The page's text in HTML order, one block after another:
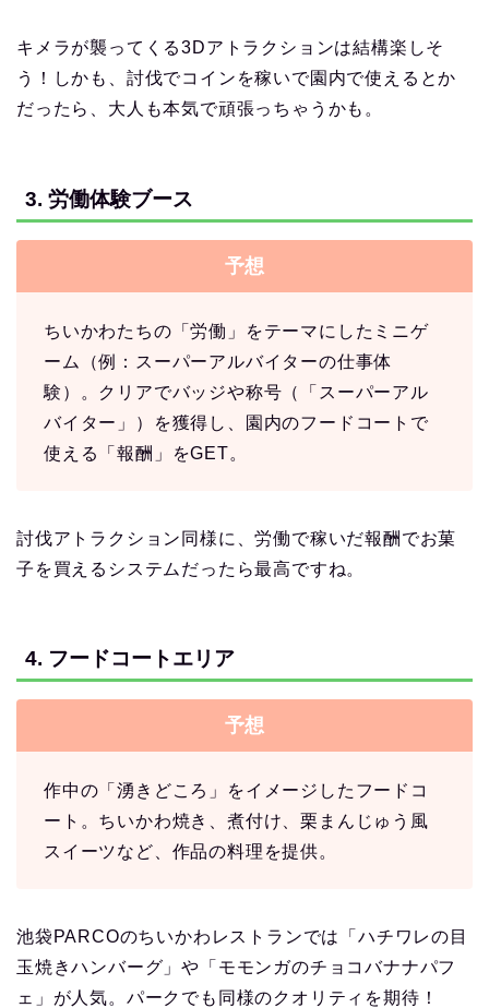
キメラが襲ってくる3Dアトラクションは結構楽しそ
う！しかも、討伐でコインを稼いで園内で使えるとか
だったら、大人も本気で頑張っちゃうかも。
3. 労働体験ブース
予想
ちいかわたちの「労働」をテーマにしたミニゲ
ーム（例：スーパーアルバイターの仕事体
験）。クリアでバッジや称号（「スーパーアル
バイター」）を獲得し、園内のフードコートで
使える「報酬」をGET。
討伐アトラクション同様に、労働で稼いだ報酬でお菓
子を買えるシステムだったら最高ですね。
4. フードコートエリア
予想
作中の「湧きどころ」をイメージしたフードコ
ート。ちいかわ焼き、煮付け、栗まんじゅう風
スイーツなど、作品の料理を提供。
池袋PARCOのちいかわレストランでは「ハチワレの目
玉焼きハンバーグ」や「モモンガのチョコバナナパフ
ェ」が人気。パークでも同様のクオリティを期待！